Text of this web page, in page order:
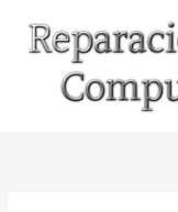
contenido